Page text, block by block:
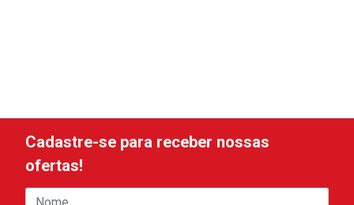
Cadastre-se para receber nossas
ofertas!